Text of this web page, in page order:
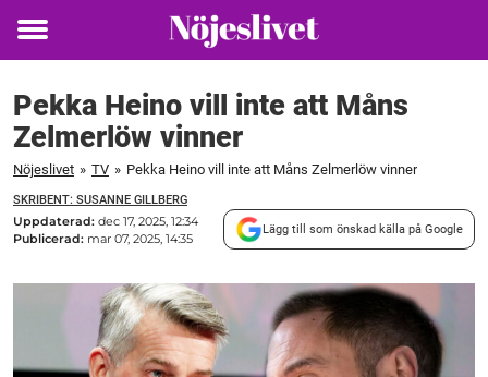
Toggle
Pekka Heino vill inte att Måns
Zelmerlöw vinner
Nöjeslivet » TV » Pekka Heino vill inte att Måns Zelmerlöw vinner
SKRIBENT: SUSANNE GILLBERG
Uppdaterad: dec 17, 2025, 12:34
Publicerad: mar 07, 2025, 14:35
Lägg till som önskad källa på Google